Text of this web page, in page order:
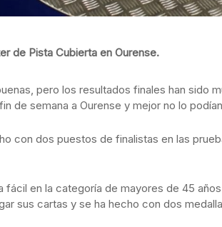
de Pista Cubierta en Ourense.
pero los resultados finales han sido
de semana a Ourense y mejor no lo
con dos puestos de finalistas en las
fácil en la categoría de mayores de 45
sus cartas y se ha hecho con dos